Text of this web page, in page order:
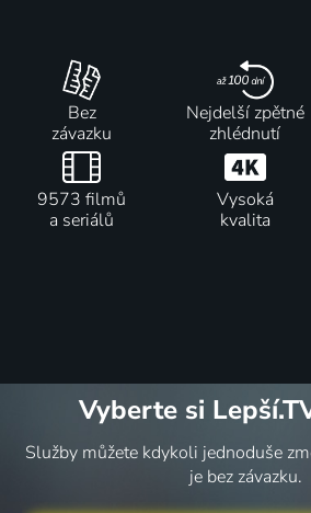
Bez
závazku
Nejdelší zpětné
zhlédnutí
9573 filmů
a seriálů
Vysoká
kvalita
Vyberte si
Služby můžete kdykoli jednoduše
je bez závazku.